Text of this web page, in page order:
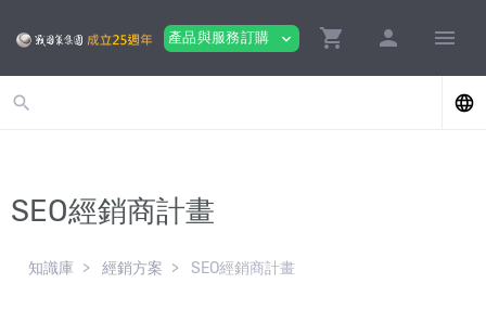
產品與服務訂購 expand_more shopping_cart person menu
search language
SEO經銷商計畫
知識庫 經銷方案 SEO經銷商計畫